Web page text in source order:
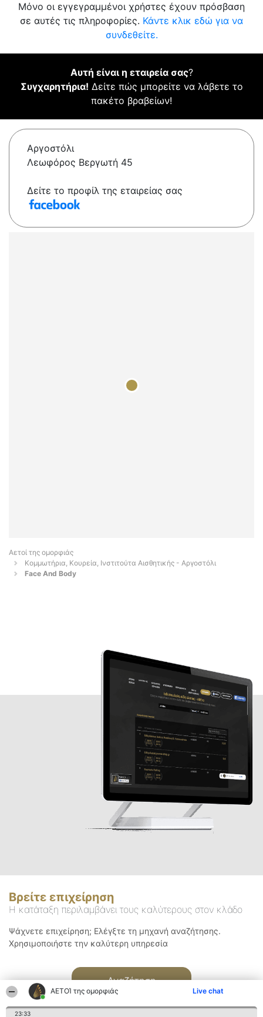
ΑΕΤΟΊ της ομορφιάς Live chat
23:33
Μόνο οι εγγεγραμμένοι χρήστες έχουν πρόσβαση
σε αυτές τις πληροφορίες. Κάντε κλικ εδώ για να
συνδεθείτε.
Αυτή είναι η εταιρεία σας?
Συγχαρητήρια! Δείτε πώς μπορείτε να λάβετε το
πακέτο βραβείων!
Αργοστόλι
Λεωφόρος Βεργωτή 45
Δείτε το προφίλ της εταιρείας σας
Αετοί της ομορφιάς
Κομμωτήρια, Κουρεία, Ινστιτούτα Αισθητικής - Αργοστόλι
Face And Body
Βρείτε επιχείρηση
Η κατάταξη περιλαμβάνει τους καλύτερους στον κλάδο
Ψάχνετε επιχείρηση; Ελέγξτε τη μηχανή αναζήτησης.
Χρησιμοποιήστε την καλύτερη υπηρεσία
Αναζήτηση